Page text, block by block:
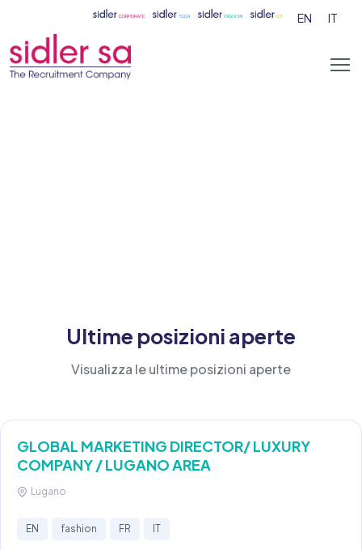
EN IT
Ultime posizioni aperte
Visualizza le ultime posizioni aperte
GLOBAL MARKETING DIRECTOR/ LUXURY
COMPANY / LUGANO AREA
Lugano
EN fashion FR IT